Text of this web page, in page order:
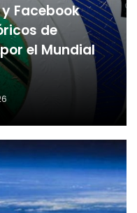
Facebook
de
el Mundial